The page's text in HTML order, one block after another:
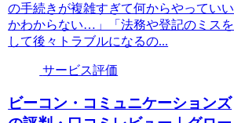
の手続きが複雑すぎて何からやっていい
かわからない…」「法務や登記のミスを
して後々トラブルになるの...
サービス評価
ビーコン・コミュニケーションズ